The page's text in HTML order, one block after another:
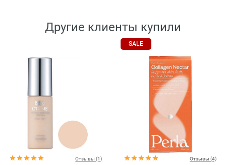
Другие клиенты купили
Отзывы (1)
SALE
Отзывы (4)